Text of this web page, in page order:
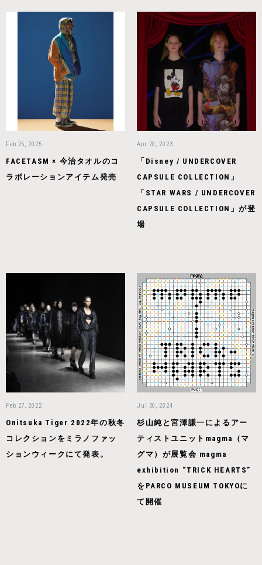
Feb 25, 2025
FACETASM × 今治タオルのコ
ラボレーションアイテム発売
Apr 20, 2023
「Disney / UNDERCOVER
CAPSULE COLLECTION」
「STAR WARS / UNDERCOVER
CAPSULE COLLECTION」が登
場
Feb 27, 2022
Onitsuka Tiger 2022年の秋冬
コレクションをミラノファッ
ションウィークにて発表。
Jul 30, 2024
杉山純と宮澤謙一によるアー
ティストユニットmagma（マ
グマ）が展覧会 magma
exhibition “TRICK HEARTS”
をPARCO MUSEUM TOKYOに
て開催